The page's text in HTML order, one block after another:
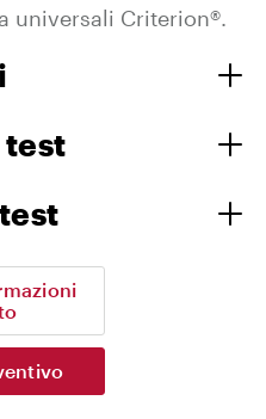
universali Criterion®.
test